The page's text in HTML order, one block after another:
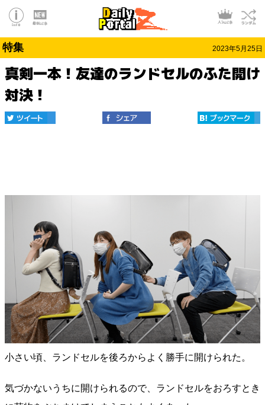
特集 2023年5月25日
真剣一本！友達のランドセルのふた開け
対決！
小さい頃、ランドセルを後ろからよく勝手に開けられた。
気づかないうちに開けられるので、ランドセルをおろすとき